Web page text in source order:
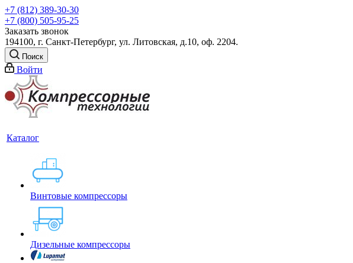
+7 (812) 389-30-30
+7 (800) 505-95-25
Заказать звонок
194100, г. Санкт-Петербург, ул. Литовская, д.10, оф. 2204.
Поиск
Войти
Каталог
Винтовые компрессоры
Дизельные компрессоры